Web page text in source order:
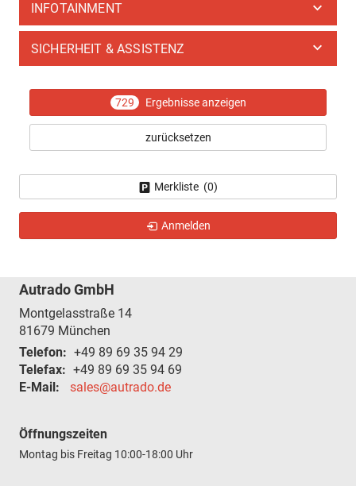
INFOTAINMENT
SICHERHEIT & ASSISTENZ
729 Ergebnisse anzeigen
zurücksetzen
Merkliste (0)
Anmelden
Autrado GmbH
Montgelasstraße 14
81679 München
Telefon: +49 89 69 35 94 29
Telefax: +49 89 69 35 94 69
E-Mail:
sales@autrado.de
Öffnungszeiten
Montag bis Freitag 10:00-18:00 Uhr